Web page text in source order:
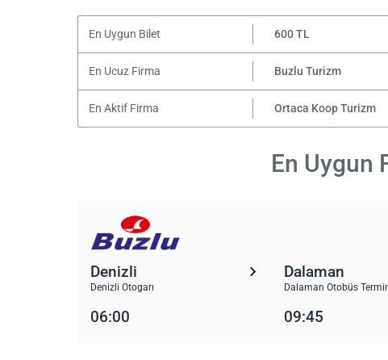
En Uygun Bilet 600 TL
En Ucuz Firma Buzlu Turizm
En Aktif Firma Ortaca Koop Turizm
En Uygun
Denizli
Denizli Otogarı
Dalaman
Dalaman Otobüs
06:00 09:45